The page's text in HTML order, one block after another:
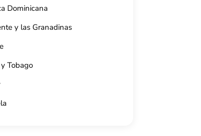
Dominicana
y las Granadinas
Tobago